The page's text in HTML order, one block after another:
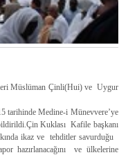
Müslüman Çinli(Hui) ve Uygur
tarihinde Medine-i Münevvere’ye
Kuklası Kafile başkanı
ikaz ve tehditler savurduğu
hazırlanacağını ve ülkelerine